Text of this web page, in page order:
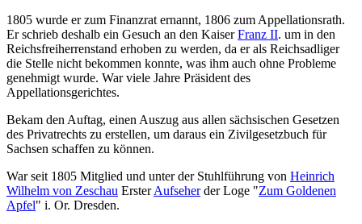
1805 wurde er zum Finanzrat ernannt, 1806 zum Appellationsrath.
Er schrieb deshalb ein Gesuch an den KaiserFranz II. um in den
Reichsfreiherrenstand erhoben zu werden, da er als Reichsadliger
die Stelle nicht bekommen konnte, was ihm auch ohne Probleme
genehmigt wurde. War viele Jahre Präsident des
Appellationsgerichtes.
Bekam den Auftag, einen Auszug aus allen sächsischen Gesetzen
des Privatrechts zu erstellen, um daraus ein Zivilgesetzbuch für
Sachsen schaffen zu können.
War seit 1805 Mitglied und unter der Stuhlführung von Heinrich
Wilhelm von Zeschau ErsterAufseherder Loge "Zum Goldenen
Apfel" i. Or. Dresden.